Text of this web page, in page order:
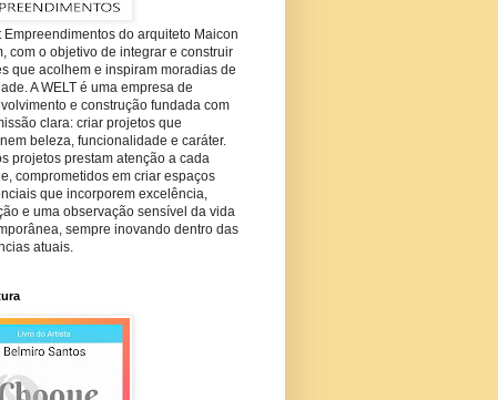
Empreendimentos do arquiteto Maicon
com o objetivo de integrar e construir
que acolhem e inspiram moradias de
A WELT é uma empresa de
e construção fundada com
clara: criar projetos que
beleza, funcionalidade e caráter.
projetos prestam atenção a cada
comprometidos em criar espaços
que incorporem excelência,
e uma observação sensível da vida
sempre inovando dentro das
atuais.